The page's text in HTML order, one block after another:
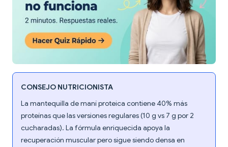
CONSEJO NUTRICIONISTA
La mantequilla de maní proteica contiene 40% más
proteínas que las versiones regulares (10 g vs 7 g por 2
cucharadas). La fórmula enriquecida apoya la
recuperación muscular pero sigue siendo densa en